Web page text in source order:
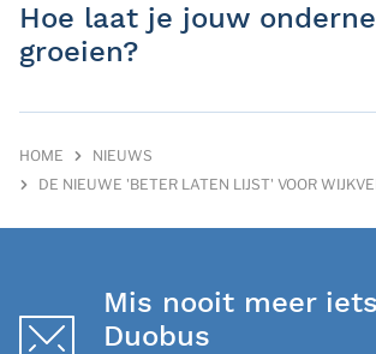
Hoe laat je jouw
groeien?
HOME
NIEUWS
DE NIEUWE 'BETER LATEN LIJST' VOOR
Mis nooit meer
Duobus